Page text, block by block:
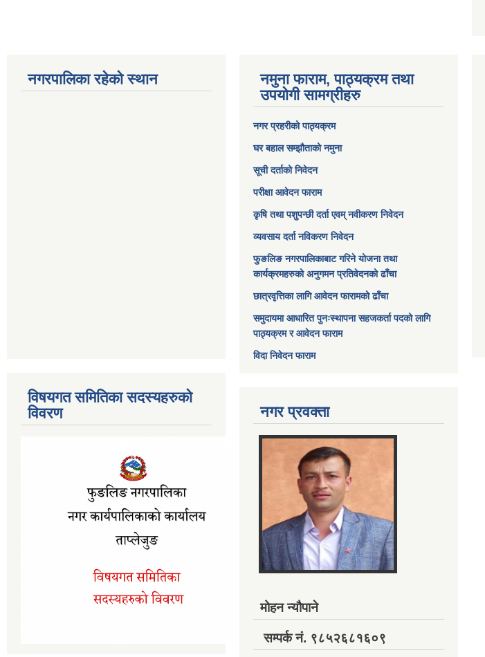
नगरपालिका रहेको स्थान
विषयगत समितिका सदस्यहरुको
विवरण
नमुना फाराम, पाठ्यक्रम तथा
उपयोगी सामग्रीहरु
नगर प्रहरीको पाठ्यक्रम
घर बहाल सम्झौताको नमुना
सूची दर्ताको निवेदन
परीक्षा आवेदन फाराम
कृषि तथा पशुपन्छी दर्ता एवम् नवीकरण निवेदन
व्यवसाय दर्ता नविकरण निवेदन
फुङलिङ नगरपालिकाबाट गरिने योजना तथा
कार्यक्रमहरुको अनुगमन प्रतिवेदनको ढाँचा
छात्रवृत्तिका लागि आवेदन फारामको ढाँचा
समुदायमा आधारित पुनःस्थापना सहजकर्ता पदको लागि
पाठ्यक्रम र आवेदन फाराम
विदा निवेदन फाराम
नगर प्रवक्ता
मोहन न्यौपाने
सम्पर्क नं. ९८५२६८१६०९